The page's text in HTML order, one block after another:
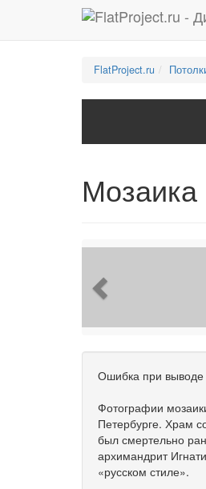
FlatProject.ru
Ошибка при выводе
Фотографии
Петербурге. Храм
был смертельно
архимандрит
«русском стиле».